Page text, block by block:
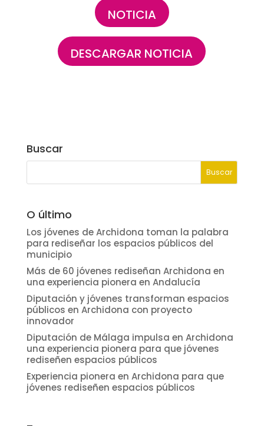
NOTICIA
DESCARGAR NOTICIA
Buscar
O último
Los jóvenes de Archidona toman la palabra
para rediseñar los espacios públicos del
municipio
Más de 60 jóvenes rediseñan Archidona en
una experiencia pionera en Andalucía
Diputación y jóvenes transforman espacios
públicos en Archidona con proyecto
innovador
Diputación de Málaga impulsa en Archidona
una experiencia pionera para que jóvenes
rediseñen espacios públicos
Experiencia pionera en Archidona para que
jóvenes rediseñen espacios públicos